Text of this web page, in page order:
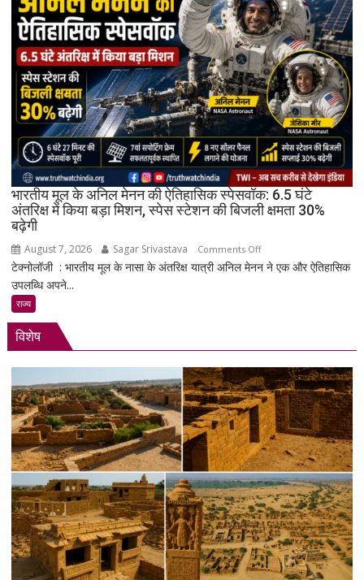
8,000mAh
बैटरी,
120Hz
AMOLED
डिस्प्ले
और
Snapdragon
4
Gen
4
के
साथ
रेंज
भारतीय मूल के अनिल मेनन की ऐतिहासिक स्पेसवॉक: 6.5 घंटे
अंतरिक्ष में किया बड़ा मिशन, स्पेस स्टेशन की बिजली क्षमता 30%
बढ़ेगी
August 7, 2026 Sagar Srivastava Comments Offon
भारतीय
ऐतिहासिक
स्पेसवॉक:
6.5
घंटे
अंतरिक्ष
में
किया
बड़ा
मिशन,
स्पेस
स्टेशन
की
टेक्नोलॉजी : भारतीय मूल के नासा के अंतरिक्ष यात्री अनिल मेनन ने एक और ऐतिहासिक
उपलब्धि अपने...
राज्य
विशेष